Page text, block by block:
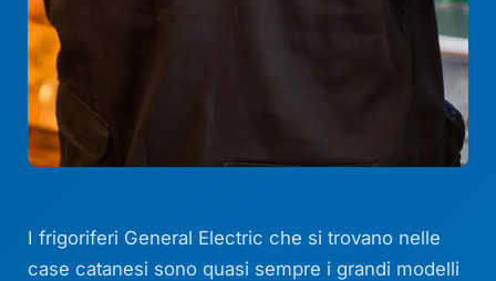
I frigoriferi General Electric che si trovano nelle
case catanesi sono quasi sempre i grandi modelli